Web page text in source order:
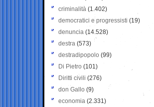
criminalità (1.402)
democratici e progressisti (19)
denuncia (14.528)
destra (573)
destradipopolo (99)
Di Pietro (101)
Diritti civili (276)
don Gallo (9)
economia (2.331)